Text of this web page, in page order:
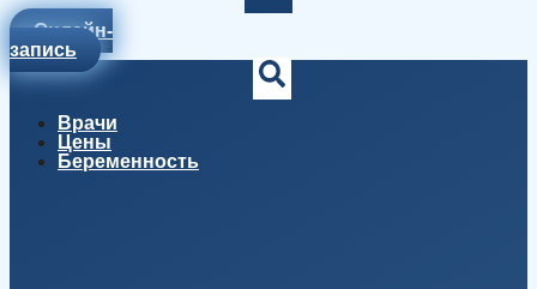
Онлайн-
запись
Врачи
Цены
Беременность